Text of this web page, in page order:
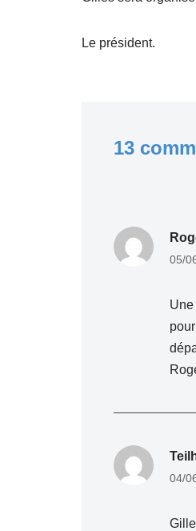
Le président.
13
05/
Une
04/